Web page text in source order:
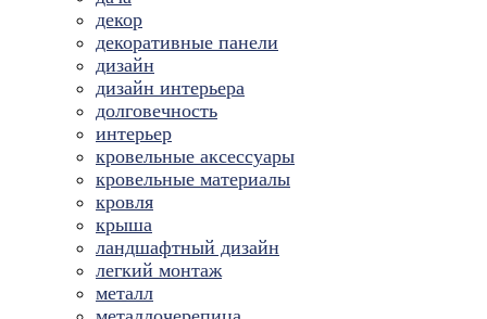
декор
декоративные панели
дизайн
дизайн интерьера
долговечность
интерьер
кровельные аксессуары
кровельные материалы
кровля
крыша
ландшафтный дизайн
легкий монтаж
металл